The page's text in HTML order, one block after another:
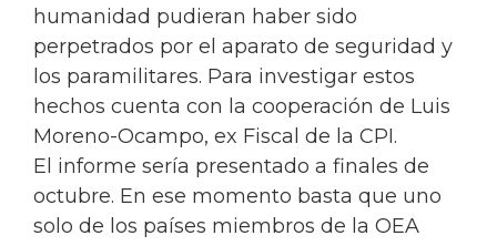
humanidad pudieran haber sido
perpetrados por el aparato de seguridad y
los paramilitares. Para investigar estos
hechos cuenta con la cooperación de Luis
Moreno-Ocampo, ex Fiscal de la CPI.
El informe sería presentado a finales de
octubre. En ese momento basta que uno
solo de los países miembros de la OEA